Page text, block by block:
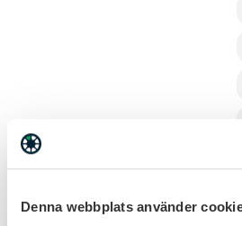
Denna webbplats använder